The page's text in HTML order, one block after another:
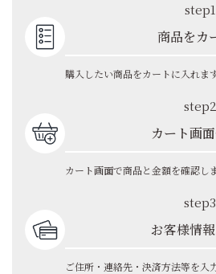
step1
商品をカ
購入したい商品をカートに入れます
step2
カート画
カート画面で商品と金額を確認しま
step3
お客様情
ご住所・連絡先・決済方法等を入